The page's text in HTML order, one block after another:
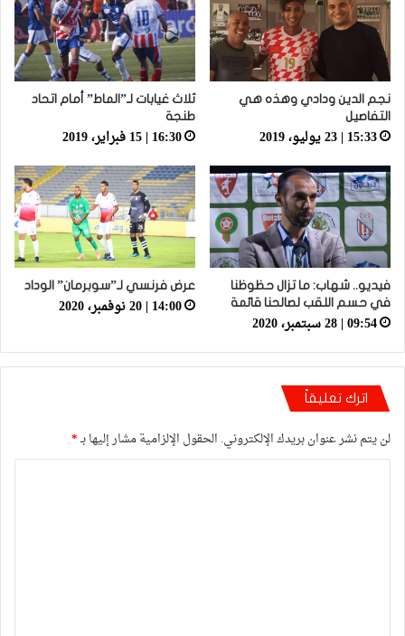
نجم الدين ودادي وهذه هي
التفاصيل
15:33 | 23 يوليو، 2019
ثلاث غيابات لـ”الماط” أمام اتحاد
طنجة
16:30 | 15 فبراير، 2019
فيديو.. شهاب: ما تزال حظوظنا
في حسم اللقب لصالحنا قائمة
09:54 | 28 سبتمبر، 2020
عرض فرنسي لـ”سوبرمان” الوداد
14:00 | 20 نوفمبر، 2020
اترك تعليقاً
لن يتم نشر عنوان بريدك الإلكتروني. الحقول الإلزامية مشار إليها بـ*